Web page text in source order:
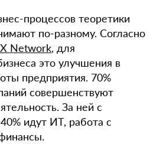
процессов теоретики
по-разному. Согласно
Network, для
это улучшения в
предприятия. 70%
совершенствуют
За ней с
идут ИТ, работа с